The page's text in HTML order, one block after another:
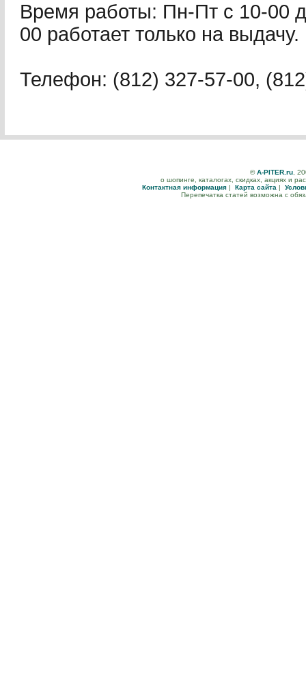
Время работы: Пн-Пт с 10-00
00 работает только на выдачу.
Телефон: (812) 327-57-00,
©A-PITER.ru,
о шопинге, каталогах, скидках, акциях и
Контактная информация | Карта сайта |
Перепечатка статей возможна с